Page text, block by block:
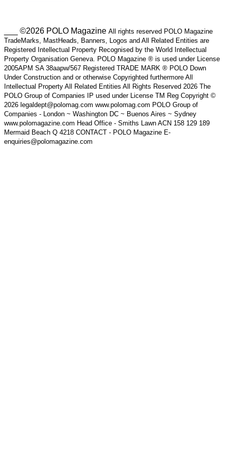
___ ©2026 POLO Magazine All rights reserved POLO Magazine
TradeMarks, MastHeads, Banners, Logos and All Related Entities are
Registered Intellectual Property Recognised by the World Intellectual
Property Organisation Geneva. POLO Magazine ® is used under License
2005APM SA 38aapw/567 Registered TRADE MARK ® POLO Down
Under Construction and or otherwise Copyrighted furthermore All
Intellectual Property All Related Entities All Rights Reserved 2026 The
POLO Group of Companies IP used under License TM Reg Copyright ©
2026 legaldept@polomag.com www.polomag.com POLO Group of
Companies - London ~ Washington DC ~ Buenos Aires ~ Sydney
www.polomagazine.com Head Office - Smiths Lawn ACN 158 129 189
Mermaid Beach Q 4218 CONTACT - POLO Magazine E-
enquiries@polomagazine.com